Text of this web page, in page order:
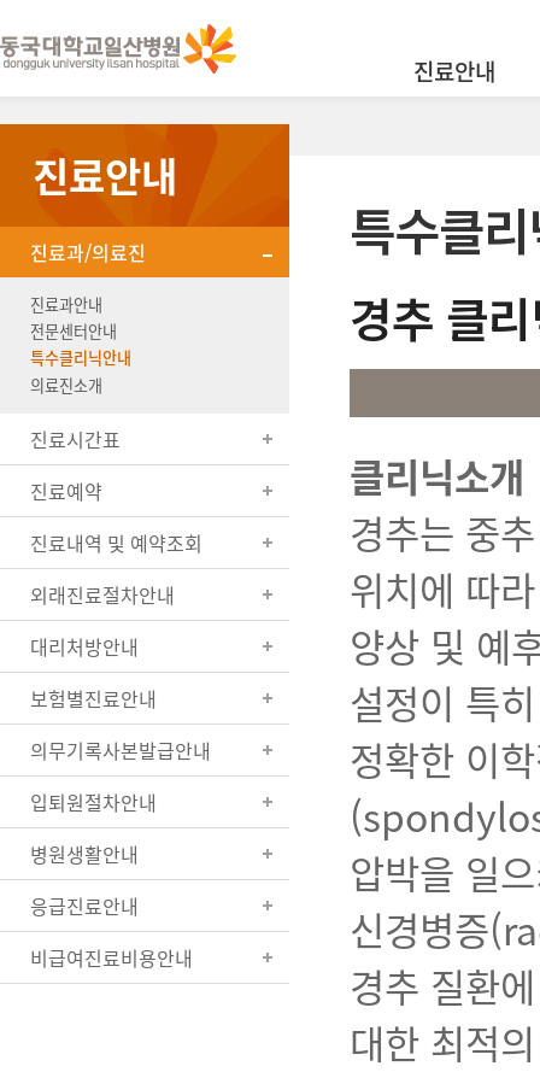
진료안내
진료안내
진료과/의료진
진료과안내
전문센터안내
특수클리닉안내
의료진소개
진료시간표
진료예약
진료내역 및 예약조회
외래진료절차안내
대리처방안내
보험별진료안내
의무기록사본발급안내
입퇴원절차안내
병원생활안내
응급진료안내
비급여진료비용안내
특수클
경추 클
클리닉소개
경추는 중
위치에 따
양상 및 예
설정이 특
정확한 이
압박을 일
신경병증
경추 질환
대한 최적